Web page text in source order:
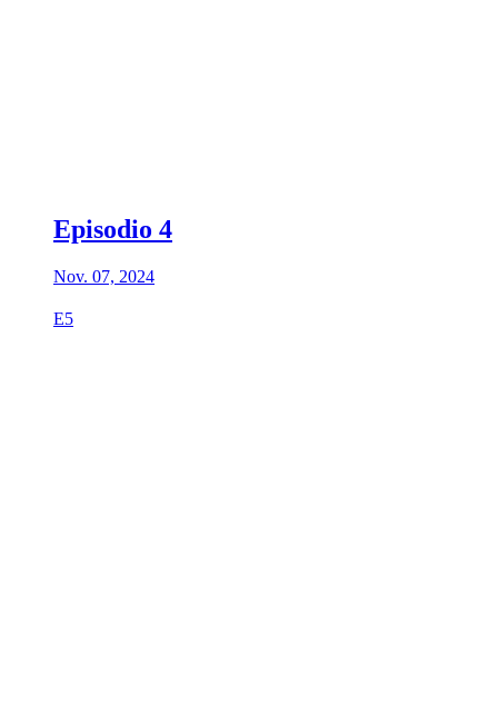
Episodio 4
Nov. 07, 2024
E5